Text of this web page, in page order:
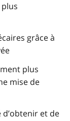
grâce à
plus
mise de
et de